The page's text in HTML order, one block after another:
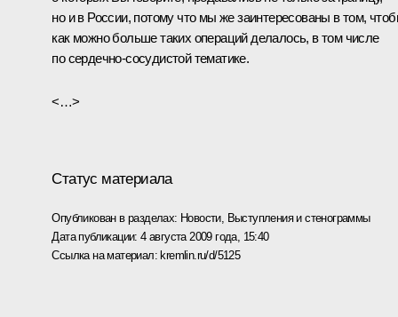
но и в России, потому что мы же заинтересованы в том,
как можно больше таких операций делалось, в том числе
по сердечно-сосудистой тематике.
<…>
Статус материала
Опубликован в разделах: Новости, Выступления и стенограммы
Дата публикации:4 августа 2009 года, 15:40
Ссылка на материал: kremlin.ru/d/5125